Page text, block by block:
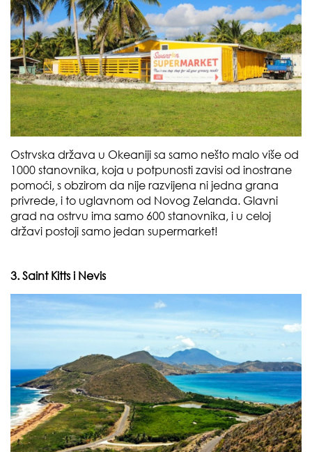
Ostrvska država u Okeaniji sa samo nešto malo više od
1000 stanovnika, koja u potpunosti zavisi od inostrane
pomoći, s obzirom da nije razvijena ni jedna grana
privrede, i to uglavnom od Novog Zelanda. Glavni
grad na ostrvu ima samo 600 stanovnika, i u celoj
državi postoji samo jedan supermarket!
3. Saint Kitts i Nevis